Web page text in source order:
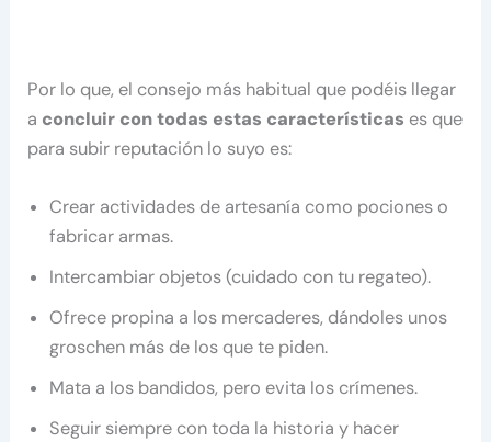
Por lo que, el consejo más habitual que podéis llegar
a concluir con todas estas características es que
para subir reputación lo suyo es:
Crear actividades de artesanía como pociones o
fabricar armas.
Intercambiar objetos (cuidado con tu regateo).
Ofrece propina a los mercaderes, dándoles unos
groschen más de los que te piden.
Mata a los bandidos, pero evita los crímenes.
Seguir siempre con toda la historia y hacer